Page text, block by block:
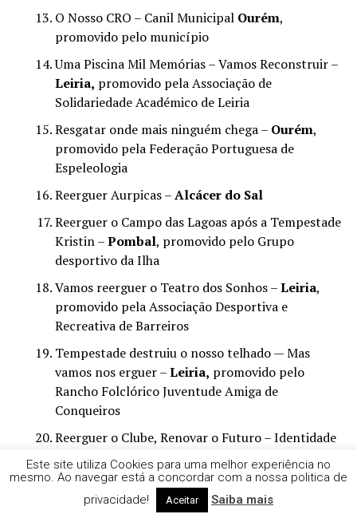
O Nosso CRO – Canil Municipal Ourém,
promovido pelo município
Uma Piscina Mil Memórias – Vamos Reconstruir –
Leiria, promovido pela Associação de
Solidariedade Académico de Leiria
Resgatar onde mais ninguém chega – Ourém,
promovido pela Federação Portuguesa de
Espeleologia
Reerguer Aurpicas –Alcácer do Sal
Reerguer o Campo das Lagoas após a Tempestade
Kristin –Pombal, promovido pelo Grupo
desportivo da Ilha
Vamos reerguer o Teatro dos Sonhos –Leiria,
promovido pela Associação Desportiva e
Recreativa de Barreiros
Tempestade destruiu o nosso telhado — Mas
vamos nos erguer –Leiria, promovido pelo
Rancho Folclórico Juventude Amiga de
Conqueiros
Reerguer o Clube, Renovar o Futuro – Identidade
Juve Lis
– Leiria
, promovido pela Associação
Juventude Desportiva do Lis
Reconstruir o Sporting Clube Marinhese –
Este site utiliza Cookies para uma melhor experiência no
mesmo. Ao navegar está a concordar com a nossa politica de
privacidade!
Aceitar Saiba mais